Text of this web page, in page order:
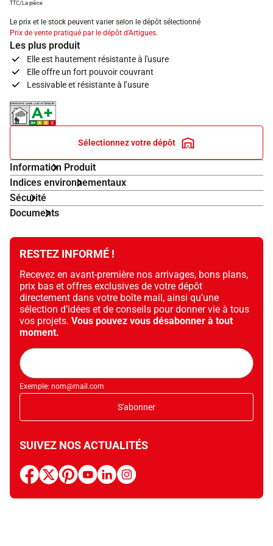
TTC/La pièce
Le prix et le stock peuvent varier selon le dépôt sélectionné
Prix de vente pratiqué par le dépôt d'Artigues.
Les plus produit
Elle est hautement résistante à l'usure
Elle offre un fort pouvoir couvrant
Lessivable et résistante à l’usure
Indice d'émissions dans l'air intérieur A+
Sélectionnez votre dépôt
Information Produit
Indices environnementaux
Sécurité
Documents
RESTEZ INFORMÉ !
Recevez en avant-première nos arrivages, bons plans,
prix bas et offres exclusives de votre dépôt
directement dans votre boîte mail, ainsi qu’une
sélection d’idées et de conseils pour donner vie à tous
vos projets. Vous pouvez vous désabonner à tout
moment.
Adresse
mail
Exemple: nom@mail.com
S'abonner
SUIVEZ NOS ACTUALITÉS
facebook
x pinterestyoutubelinkedininstagram